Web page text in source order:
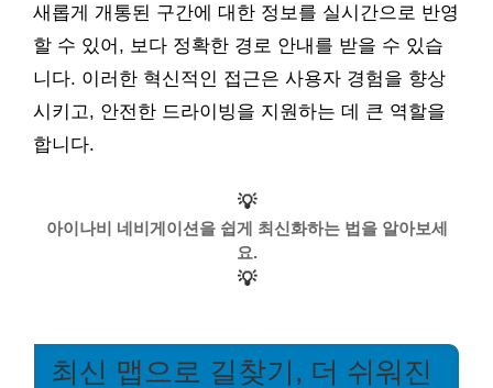
새롭게 개통된 구간에 대한 정보를 실시간으로 반영
할 수 있어, 보다 정확한 경로 안내를 받을 수 있습
니다. 이러한 혁신적인 접근은 사용자 경험을 향상
시키고, 안전한 드라이빙을 지원하는 데 큰 역할을
합니다.
💡
아이나비 네비게이션을 쉽게 최신화하는 법을 알아보세
요.
💡
최신 맵으로 길찾기, 더 쉬워진